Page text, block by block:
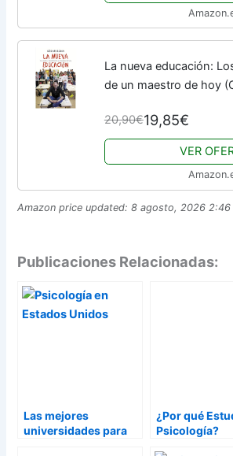
La nueva educación:
de un maestro de hoy
20,90€19,85€
VER
Amazon price updated:8 agosto, 2026 2:46
Publicaciones Relacionadas:
Las mejores
universidades para
¿Por qué
Psicología?